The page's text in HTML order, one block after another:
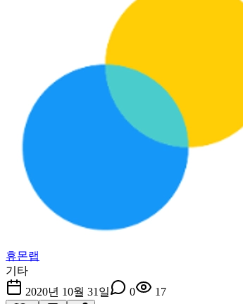
휴몬랩
기타
2020년 10월 31일
0 17